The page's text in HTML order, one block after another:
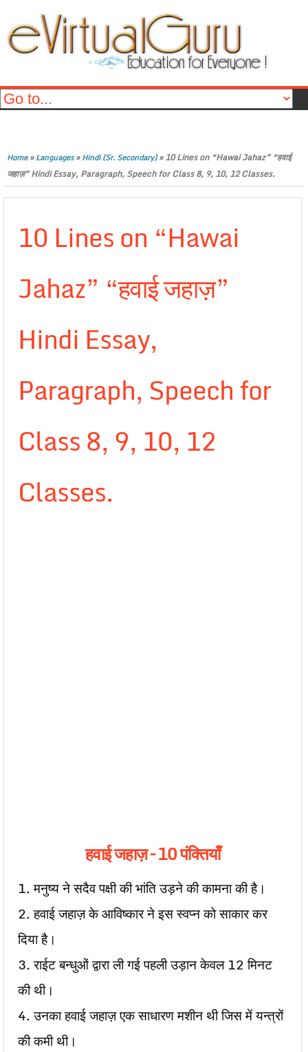
Home»Languages»Hindi (Sr. Secondary)»10 Lines on “Hawai Jahaz” “हवाई
जहाज़” Hindi Essay, Paragraph, Speech for Class 8, 9, 10, 12 Classes.
10 Lines on “Hawai
Jahaz” “हवाई जहाज़”
Hindi Essay,
Paragraph, Speech for
Class 8, 9, 10, 12
Classes.
हवाई जहाज़ – 10 पंक्तियाँ
1. मनुष्य ने सदैव पक्षी की भांति उड़ने की कामना की है।
2. हवाई जहाज़ के आविष्कार ने इस स्वप्न को साकार कर
दिया है।
3. राईट बन्धुओं द्वारा ली गई पहली उड़ान केवल 12 मिनट
की थी।
4. उनका हवाई जहाज़ एक साधारण मशीन थी जिस में यन्त्रों
की कमी थी।